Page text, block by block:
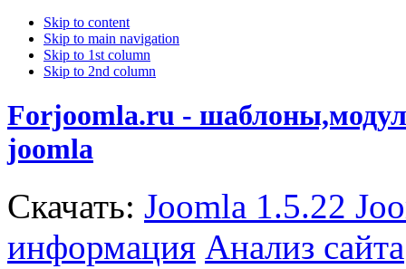
Skip to content
Skip to main navigation
Skip to 1st column
Skip to 2nd column
Forjoomla.ru -
joomla
Скачать: Joomla 1.5.22
информация Анализ сайта